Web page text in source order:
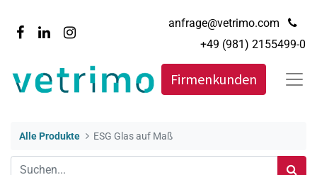
anfrage@vetrimo.com
+49 (981) 2155499-0
Firmenkunden
Alle Produkte ESG Glas auf Maß